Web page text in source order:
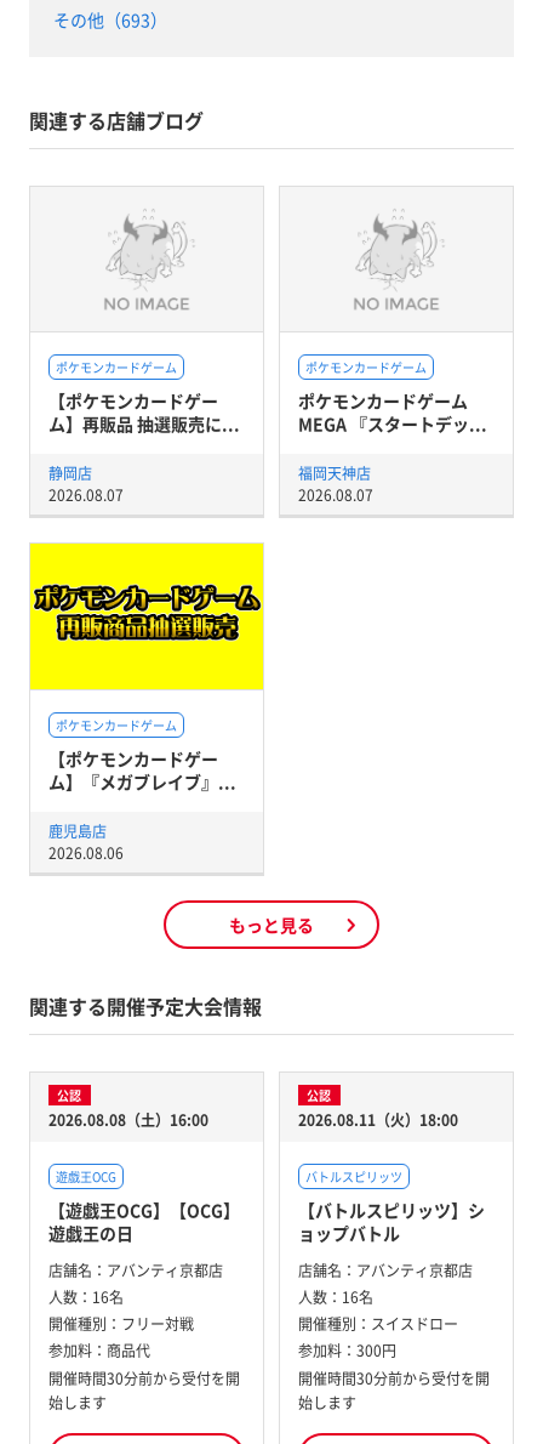
その他（693）
関連する店舗ブログ
ポケモンカードゲーム
【ポケモンカードゲー
ム】再販品 抽選販売に...
静岡店
2026.08.07
ポケモンカードゲーム
ポケモンカードゲーム
MEGA 『スタートデッ...
福岡天神店
2026.08.07
ポケモンカードゲーム
【ポケモンカードゲー
ム】『メガブレイブ』...
鹿児島店
2026.08.06
もっと見る
関連する開催予定大会情報
公認
2026.08.08（土）16:00
遊戯王OCG
【遊戯王OCG】【OCG】
遊戯王の日
店舗名： アバンティ京都店
人数： 16名
開催種別： フリー対戦
参加料： 商品代
開催時間30分前から受付を開
始します
公認
2026.08.11（火）18:00
バトルスピリッツ
【バトルスピリッツ】シ
ョップバトル
店舗名： アバンティ京都店
人数： 16名
開催種別： スイスドロー
参加料： 300円
開催時間30分前から受付を開
始します